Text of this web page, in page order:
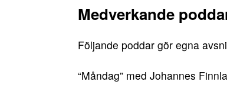
Medverkande
Följande poddar gör egna
“Måndag” med Johannes